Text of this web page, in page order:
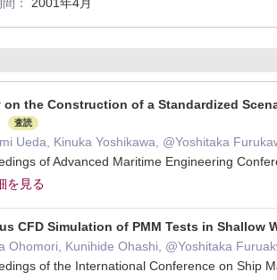
on the Construction of a Standardized
査読
Ueda, Kinuka Yoshikawa, @Yoshitaka
of Advanced Maritime Engineering
を見る
CFD Simulation of PMM Tests in Shallow
Ohomori, Kunihide Ohashi, @Yoshitaka
of the International Conference on Ship